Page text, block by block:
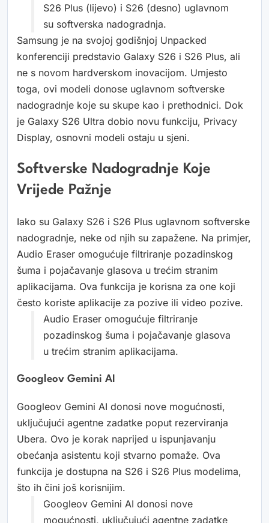
S26 Plus (lijevo) i S26 (desno) uglavnom
su softverska nadogradnja.
Samsung je na svojoj godišnjoj Unpacked
konferenciji predstavio Galaxy S26 i S26 Plus, ali
ne s novom hardverskom inovacijom. Umjesto
toga, ovi modeli donose uglavnom softverske
nadogradnje koje su skupe kao i prethodnici. Dok
je Galaxy S26 Ultra dobio novu funkciju, Privacy
Display, osnovni modeli ostaju u sjeni.
Softverske Nadogradnje Koje
Vrijede Pažnje
Iako su Galaxy S26 i S26 Plus uglavnom softverske
nadogradnje, neke od njih su zapažene. Na primjer,
Audio Eraser omogućuje filtriranje pozadinskog
šuma i pojačavanje glasova u trećim stranim
aplikacijama. Ova funkcija je korisna za one koji
često koriste aplikacije za pozive ili video pozive.
Audio Eraser omogućuje filtriranje
pozadinskog šuma i pojačavanje glasova
u trećim stranim aplikacijama.
Googleov Gemini AI
Googleov Gemini AI donosi nove mogućnosti,
uključujući agentne zadatke poput rezerviranja
Ubera. Ovo je korak naprijed u ispunjavanju
obećanja asistentu koji stvarno pomaže. Ova
funkcija je dostupna na S26 i S26 Plus modelima,
što ih čini još korisnijim.
Googleov Gemini AI donosi nove
mogućnosti, uključujući agentne zadatke